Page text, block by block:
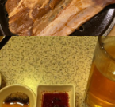
勤務地
兵庫県尼崎市立花
法人名・事業者名
眞味亭